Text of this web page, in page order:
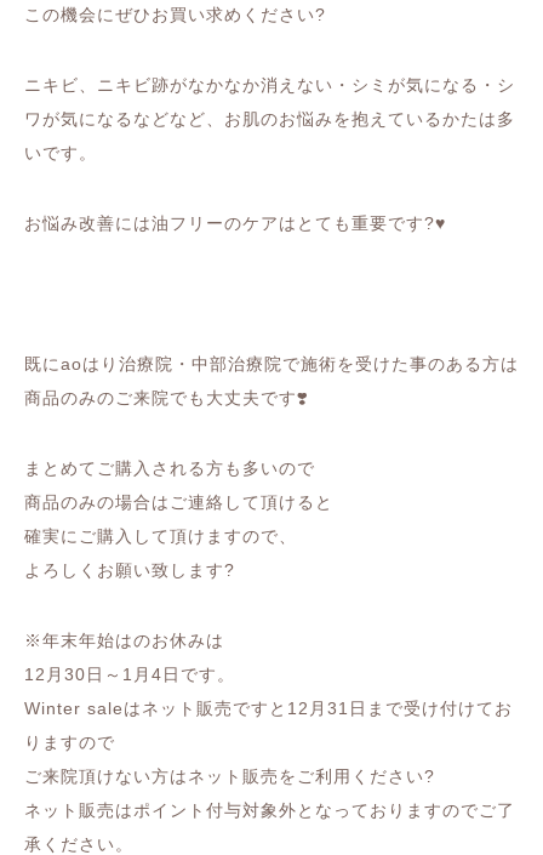
この機会にぜひお買い求めください?
ニキビ、ニキビ跡がなかなか消えない・シミが気になる・シ
ワが気になるなどなど、お肌のお悩みを抱えているかたは多
いです。
お悩み改善には油フリーのケアはとても重要です?♥︎
既にaoはり治療院・中部治療院で施術を受けた事のある方は
商品のみのご来院でも大丈夫です❣️
まとめてご購入される方も多いので
商品のみの場合はご連絡して頂けると
確実にご購入して頂けますので、
よろしくお願い致します?
※年末年始はのお休みは
12月30日～1月4日です。
Winter saleはネット販売ですと12月31日まで受け付けてお
りますので
ご来院頂けない方はネット販売をご利用ください?
ネット販売はポイント付与対象外となっておりますのでご了
承ください。